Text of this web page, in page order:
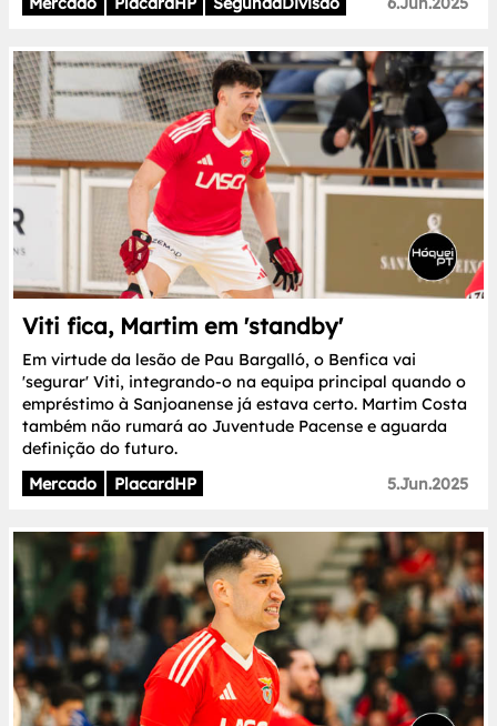
Viti fica, Martim em 'standby'
Em virtude da lesão de Pau Bargalló, o Benfica vai
'segurar' Viti, integrando-o na equipa principal quando o
empréstimo à Sanjoanense já estava certo. Martim Costa
também não rumará ao Juventude Pacense e aguarda
definição do futuro.
Mercado
PlacardHP 5.Jun.2025